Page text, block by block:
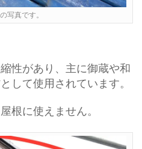
写真です。
性があり、主に御蔵や和
して使用されています。
根に使えません。